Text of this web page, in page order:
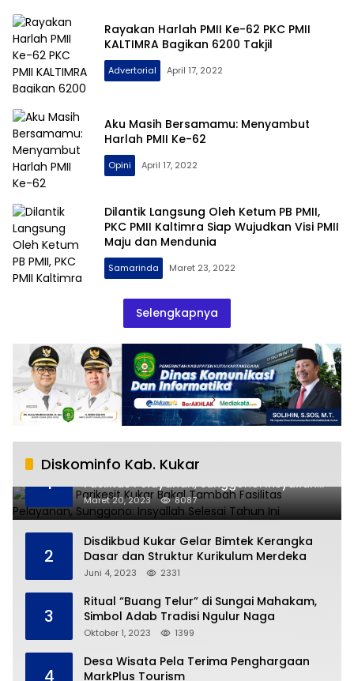
Rayakan Harlah PMII Ke-62 PKC PMII
KALTIMRA Bagikan 6200 Takjil
Advertorial April 17, 2022
Aku Masih Bersamamu: Menyambut
Harlah PMII Ke-62
Opini April 17, 2022
Dilantik Langsung Oleh Ketum PB PMII,
PKC PMII Kaltimra Siap Wujudkan Visi PMII
Maju dan Mendunia
Samarinda Maret 23, 2022
Selengkapnya
Diskominfo Kab. Kukar
1
RSUD AM Parikesit Kukar Bakal Tambah
Fasilitas Pelayanan, Sunggono: Insyallah
Selesai Tahun Ini
Maret 20, 2023 8087
2
Disdikbud Kukar Gelar Bimtek Kerangka
Dasar dan Struktur Kurikulum Merdeka
Juni 4, 2023 2331
3
Ritual “Buang Telur” di Sungai Mahakam,
Simbol Adab Tradisi Ngulur Naga
Oktober 1, 2023 1399
4
Desa Wisata Pela Terima Penghargaan
MarkPlus Tourism